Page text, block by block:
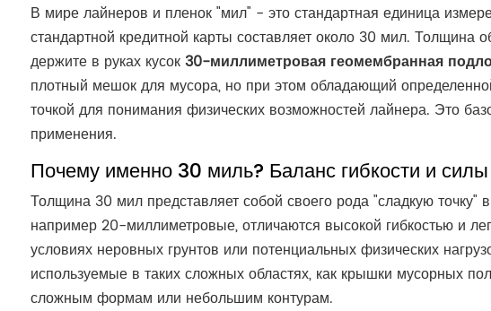
В мире лайнеров и пленок "мил" - это стандартная единица
стандартной кредитной карты составляет около 30 мил. Толщина
держите в руках кусок30-миллиметровая геомембранная
плотный мешок для мусора, но при этом обладающий
точкой для понимания физических возможностей лайнера. Это
применения.
Почему именно 30 миль? Баланс гибкости и силы
Толщина 30 мил представляет собой своего рода "сладкую
например 20-миллиметровые, отличаются высокой гибкостью и
условиях неровных грунтов или потенциальных физических
используемые в таких сложных областях, как крышки мусорных
сложным формам или небольшим контурам.